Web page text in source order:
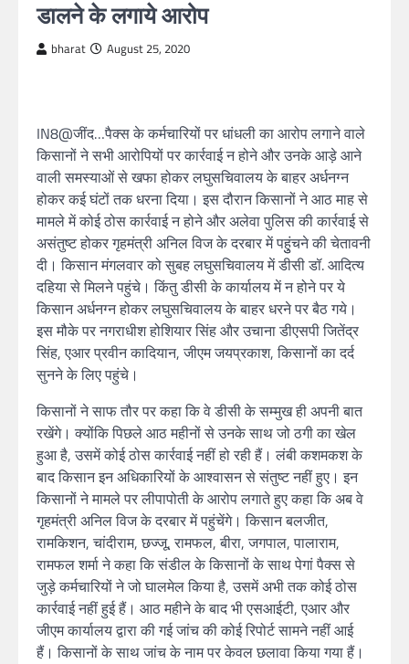
डालने के लगाये आरोप
bharat August 25, 2020
IN8@जींद…पैक्स के कर्मचारियों पर धांधली का आरोप लगाने वाले
किसानों ने सभी आरोपियों पर कार्रवाई न होने और उनके आड़े आने
वाली समस्याओं से खफा होकर लघुसचिवालय के बाहर अर्धनग्न
होकर कई घंटों तक धरना दिया। इस दौरान किसानों ने आठ माह से
मामले में कोई ठोस कार्रवाई न होने और अलेवा पुलिस की कार्रवाई से
असंतुष्ट होकर गृहमंत्री अनिल विज के दरबार में पहुुंचने की चेतावनी
दी। किसान मंगलवार को सुबह लघुसचिवालय में डीसी डॉ. आदित्य
दहिया से मिलने पहुंचे। किंतु डीसी के कार्यालय में न होने पर ये
किसान अर्धनग्न होकर लघुसचिवालय के बाहर धरने पर बैठ गये।
इस मौके पर नगराधीश होशियार सिंह और उचाना डीएसपी जितेंद्र
सिंह, एआर प्रवीन कादियान, जीएम जयप्रकाश, किसानों का दर्द
सुनने के लिए पहुंचे।
किसानों ने साफ तौर पर कहा कि वे डीसी के सम्मुख ही अपनी बात
रखेंगे। क्योंकि पिछले आठ महीनों से उनके साथ जो ठगी का खेल
हुआ है, उसमें कोई ठोस कार्रवाई नहीं हो रही हैं। लंबी कशमकश के
बाद किसान इन अधिकारियों के आश्वासन से संतुष्ट नहीं हुए। इन
किसानों ने मामले पर लीपापोती के आरोप लगाते हुए कहा कि अब वे
गृहमंत्री अनिल विज के दरबार में पहुंचेंगे। किसान बलजीत,
रामकिशन, चांदीराम, छज्जू, रामफल, बीरा, जगपाल, पालाराम,
रामफल शर्मा ने कहा कि संडील के किसानों के साथ पेगां पैक्स से
जुड़े कर्मचारियों ने जो घालमेल किया है, उसमें अभी तक कोई ठोस
कार्रवाई नहीं हुई हैं। आठ महीने के बाद भी एसआईटी, एआर और
जीएम कार्यालय द्वारा की गई जांच की कोई रिपोर्ट सामने नहीं आई
हैं। किसानों के साथ जांच के नाम पर केवल छलावा किया गया हैं।